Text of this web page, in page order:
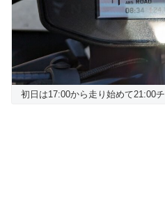
初日は17:00から走り始めて21:00